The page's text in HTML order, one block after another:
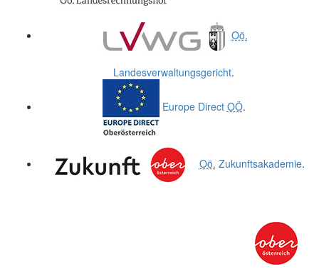
Oö.
Landesverwaltungsgericht.
Europe Direct OÖ.
Oö. Zukunftsakademie.